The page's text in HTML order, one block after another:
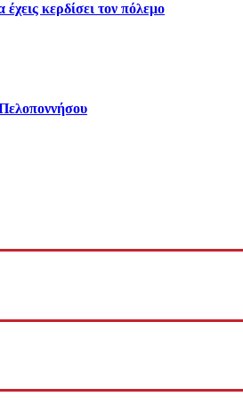
κερδίσει τον πόλεμο